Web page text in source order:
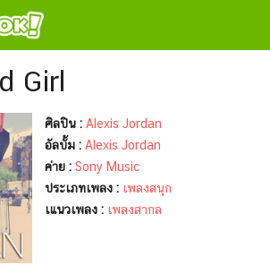
Girl
ศิลปิน : Alexis Jordan
อัลบั้ม : Alexis Jordan
ค่าย : Sony Music
ประเภทเพลง : เพลงสนุก
เแนวเพลง : เพลงสากล